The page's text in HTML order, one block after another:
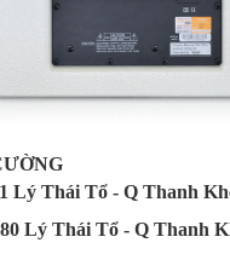
Lý Thái Tổ - Q Thanh
Tổ - Q Thanh Khê